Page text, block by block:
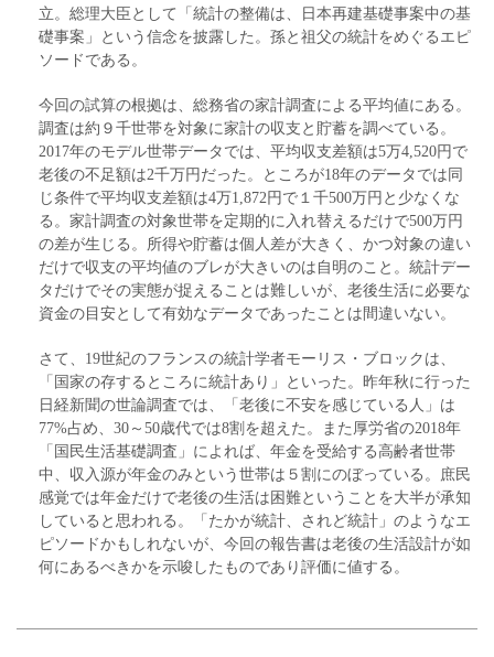
立。総理大臣として「統計の整備は、日本再建基礎事案中の基
礎事案」という信念を披露した。孫と祖父の統計をめぐるエピ
ソードである。
今回の試算の根拠は、総務省の家計調査による平均値にある。
調査は約９千世帯を対象に家計の収支と貯蓄を調べている。
2017年のモデル世帯データでは、平均収支差額は5万4,520円で
老後の不足額は2千万円だった。ところが18年のデータでは同
じ条件で平均収支差額は4万1,872円で１千500万円と少なくな
る。家計調査の対象世帯を定期的に入れ替えるだけで500万円
の差が生じる。所得や貯蓄は個人差が大きく、かつ対象の違い
だけで収支の平均値のブレが大きいのは自明のこと。統計デー
タだけでその実態が捉えることは難しいが、老後生活に必要な
資金の目安として有効なデータであったことは間違いない。
さて、19世紀のフランスの統計学者モーリス・ブロックは、
「国家の存するところに統計あり」といった。昨年秋に行った
日経新聞の世論調査では、「老後に不安を感じている人」は
77%占め、30～50歳代では8割を超えた。また厚労省の2018年
「国民生活基礎調査」によれば、年金を受給する高齢者世帯
中、収入源が年金のみという世帯は５割にのぼっている。庶民
感覚では年金だけで老後の生活は困難ということを大半が承知
していると思われる。「たかが統計、されど統計」のようなエ
ピソードかもしれないが、今回の報告書は老後の生活設計が如
何にあるべきかを示唆したものであり評価に値する。